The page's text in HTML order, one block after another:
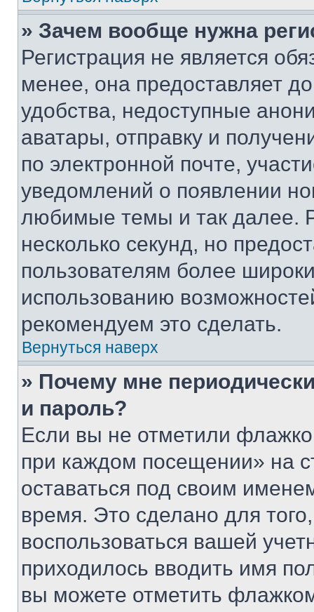
» Зачем вообще нужна
Регистрация не является
менее, она предоставляет
удобства, недоступные
аватары, отправку и
по электронной почте,
уведомлений о появлении
любимые темы и так далее.
несколько секунд, но
пользователям более
использованию
рекомендуем это сделать.
Вернуться наверх
» Почему мне
и пароль?
Если вы не отметили
при каждом посещении» на
оставаться под своим
время. Это сделано для
воспользоваться вашей
приходилось вводить имя
вы можете отметить